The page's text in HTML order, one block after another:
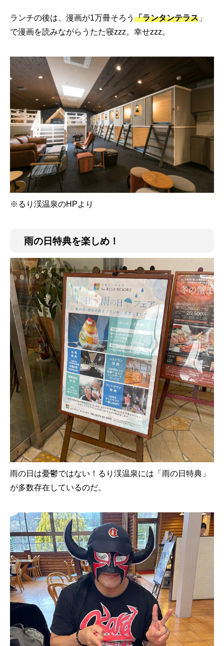
ランチの後は、漫画が1万冊そろう 「ランタンテラス 」
で漫画を読みながらうたた寝zzz。幸せzzz。
※るり渓温泉のHPより
雨の日特典を楽しめ！
雨の日は憂鬱ではない！るり渓温泉には「雨の日特典」
が多数存在しているのだ。